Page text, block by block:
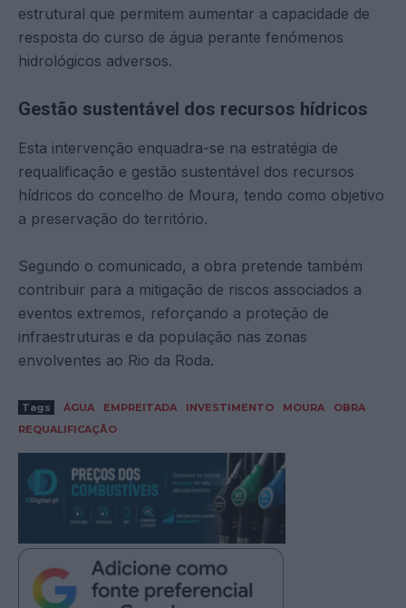
estrutural que permitem aumentar a capacidade de
resposta do curso de água perante fenómenos
hidrológicos adversos.
Gestão sustentável dos recursos hídricos
Esta intervenção enquadra-se na estratégia de
requalificação e gestão sustentável dos recursos
hídricos do concelho de Moura, tendo como objetivo
a preservação do território.
Segundo o comunicado, a obra pretende também
contribuir para a mitigação de riscos associados a
eventos extremos, reforçando a proteção de
infraestruturas e da população nas zonas
envolventes ao Rio da Roda.
Tags ÁGUA EMPREITADA INVESTIMENTO MOURA
OBRA
REQUALIFICAÇÃO